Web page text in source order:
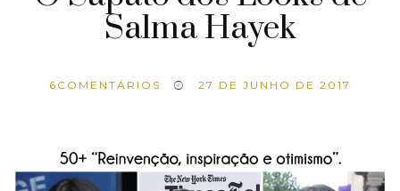
Salma Hayek
6 COMENTÁRIOS 27 DE JUNHO DE 2017